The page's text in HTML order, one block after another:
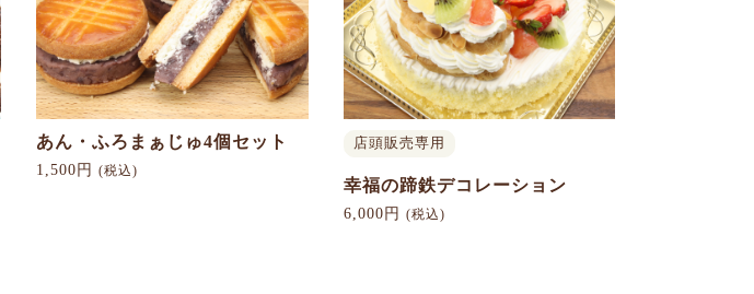
あん・ふろまぁじゅ4個セット
1,500円 (税込)
店頭販売専用
幸福の蹄鉄デコレーション
6,000円 (税込)